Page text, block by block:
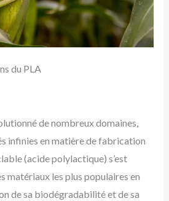
du PLA
de nombreux domaines,
infinies en matière de fabrication
(acide polylactique) s’est
matériaux les plus populaires en
de sa biodégradabilité et de sa